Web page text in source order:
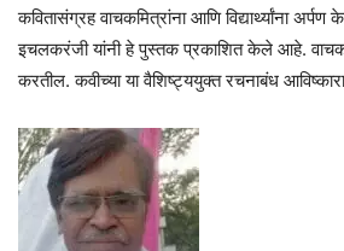
कवितासंग्रह वाचकमित्रांना आणि विद्यार्थ्यांना
इचलकरंजी यांनी हे पुस्तक प्रकाशित केले आहे. वाचक
करतील. कवीच्या या वैशिष्ट्ययुक्त रचनाबंध